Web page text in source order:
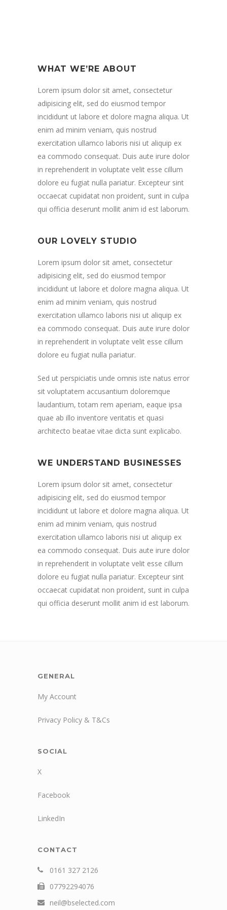
WHAT WE’RE ABOUT
Lorem ipsum dolor sit amet, consectetur
adipisicing elit, sed do eiusmod tempor
incididunt ut labore et dolore magna aliqua. Ut
enim ad minim veniam, quis nostrud
exercitation ullamco laboris nisi ut aliquip ex
ea commodo consequat. Duis aute irure dolor
in reprehenderit in voluptate velit esse cillum
dolore eu fugiat nulla pariatur. Excepteur sint
occaecat cupidatat non proident, sunt in culpa
qui officia deserunt mollit anim id est laborum.
OUR LOVELY STUDIO
Lorem ipsum dolor sit amet, consectetur
adipisicing elit, sed do eiusmod tempor
incididunt ut labore et dolore magna aliqua. Ut
enim ad minim veniam, quis nostrud
exercitation ullamco laboris nisi ut aliquip ex
ea commodo consequat. Duis aute irure dolor
in reprehenderit in voluptate velit esse cillum
dolore eu fugiat nulla pariatur.
Sed ut perspiciatis unde omnis iste natus error
sit voluptatem accusantium doloremque
laudantium, totam rem aperiam, eaque ipsa
quae ab illo inventore veritatis et quasi
architecto beatae vitae dicta sunt explicabo.
WE UNDERSTAND BUSINESSES
Lorem ipsum dolor sit amet, consectetur
adipisicing elit, sed do eiusmod tempor
incididunt ut labore et dolore magna aliqua. Ut
enim ad minim veniam, quis nostrud
exercitation ullamco laboris nisi ut aliquip ex
ea commodo consequat. Duis aute irure dolor
in reprehenderit in voluptate velit esse cillum
dolore eu fugiat nulla pariatur. Excepteur sint
occaecat cupidatat non proident, sunt in culpa
qui officia deserunt mollit anim id est laborum.
GENERAL
My Account
Privacy Policy & T&Cs
SOCIAL
X
Facebook
LinkedIn
CONTACT
0161 327 2126
07792294076
neil@bselected.com